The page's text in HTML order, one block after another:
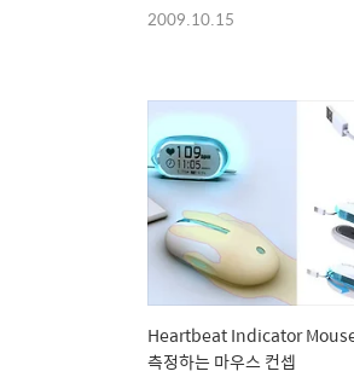
2009.10.15
Heartbeat Indicator
측정하는 마우스 컨셉